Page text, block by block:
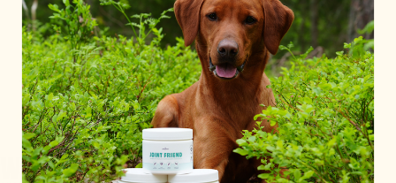
Tillbaka till alla hundprodukter
★★★★★Utmärkt· 4,7 av 5 på Trustpilot
WATER BOTTLE
The Petgood water bottle is perfect for anyone looking for an